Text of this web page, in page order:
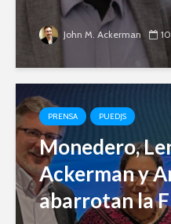
John M. Ackerman
PRENSA PUEDJS
Monedero,
Ackerman y
abarrotan la